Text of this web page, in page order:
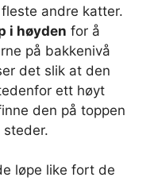
andre katter.
i høyden for å
på bakkenivå
det slik at den
ett høyt
den på toppen
steder.
løpe like fort de